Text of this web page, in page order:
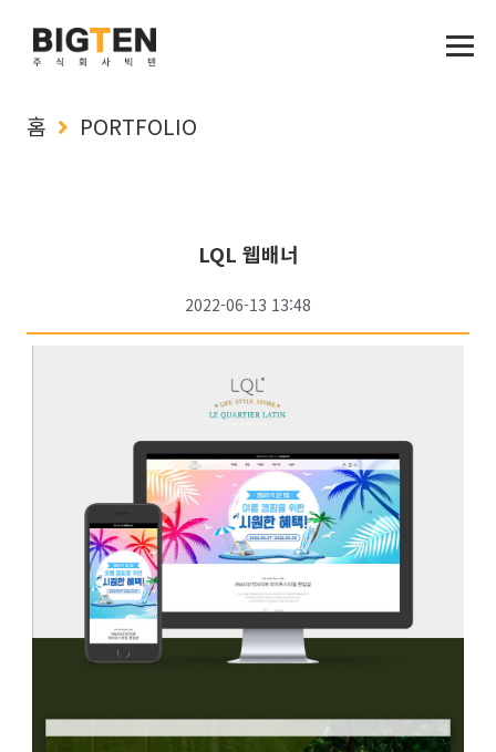
홈 PORTFOLIO
LQL 웹배너
2022-06-13 13:48